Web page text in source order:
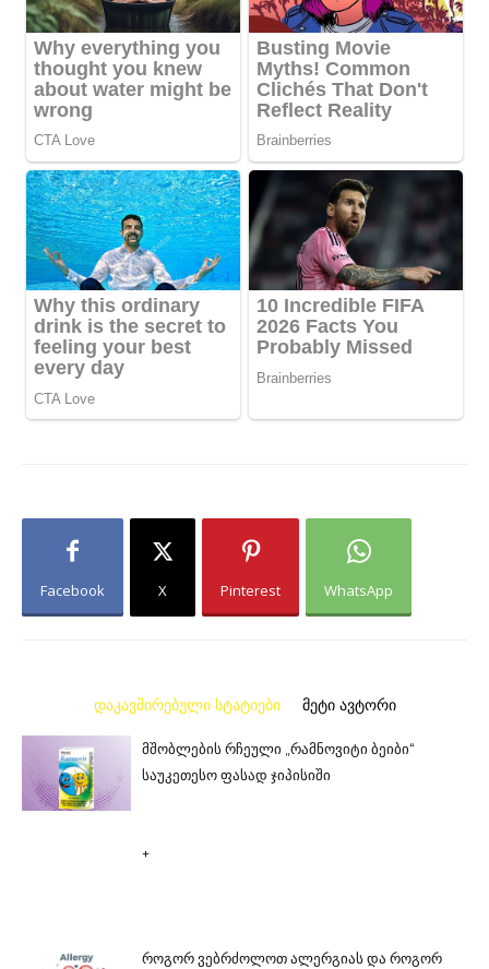
Facebook X Pinterest WhatsApp
დაკავშირებული სტატიები მეტი ავტორი
მშობლების რჩეული „რამნოვიტი ბეიბი“
საუკეთესო ფასად ჯიპისიში
+
როგორ ვებრძოლოთ ალერგიას და როგორ